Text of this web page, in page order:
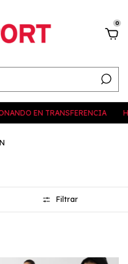
0
EN TRANSFERENCIA
Filtrar